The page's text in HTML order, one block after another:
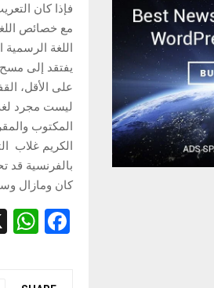
فإذا كان
مع خصائص
اللغة الرسمية
يفتقد إلى مسح
على الأقل،
ليست مجرد
المكتوب
الكريم غلاب
بالفرنسية قد
كان ومازال
F